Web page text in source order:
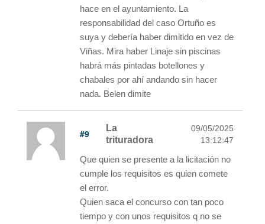
hace en el ayuntamiento. La
responsabilidad del caso Ortuño es
suya y debería haber dimitido en vez de
Viñas. Mira haber Linaje sin piscinas
habrá más pintadas botellones y
chabales por ahí andando sin hacer
nada. Belen dimite
#9
La
trituradora
09/05/2025
13:12:47
Que quien se presente a la licitación no
cumple los requisitos es quien comete
el error.
Quien saca el concurso con tan poco
tiempo y con unos requisitos q no se